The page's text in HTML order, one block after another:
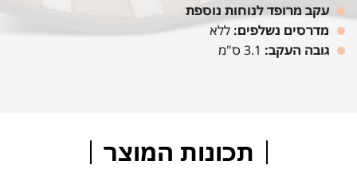
עקב מרופד לנוחות נוספת
מדרסים נשלפים: ללא
גובה העקב:
תכונות המוצר